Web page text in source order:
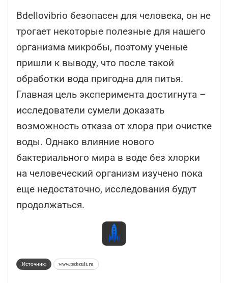
Bdellovibrio безопасен для человека, он не
трогает некоторые полезные для нашего
организма микробы, поэтому ученые
пришли к выводу, что после такой
обработки вода пригодна для питья.
Главная цель эксперимента достигнута –
исследователи сумели доказать
возможность отказа от хлора при очистке
воды. Однако влияние нового
бактериального мира в воде без хлорки
на человеческий организм изучено пока
еще недостаточно, исследования будут
продолжаться.
Источник: www.techcult.ru